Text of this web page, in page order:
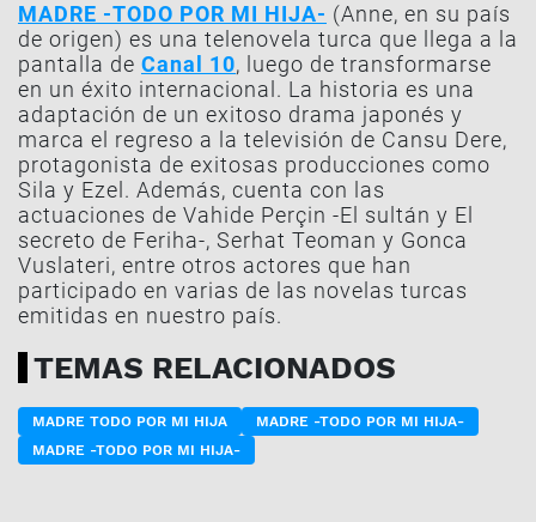
MADRE -TODO POR MI HIJA- (Anne, en su país
de origen) es una telenovela turca que llega a la
pantalla de Canal 10, luego de transformarse
en un éxito internacional. La historia es una
adaptación de un exitoso drama japonés y
marca el regreso a la televisión de Cansu Dere,
protagonista de exitosas producciones como
Sila y Ezel. Además, cuenta con las
actuaciones de Vahide Perçin -El sultán y El
secreto de Feriha-, Serhat Teoman y Gonca
Vuslateri, entre otros actores que han
participado en varias de las novelas turcas
emitidas en nuestro país.
TEMAS RELACIONADOS
MADRE TODO POR MI HIJA
MADRE -TODO POR MI HIJA-
MADRE -TODO POR MI HIJA-